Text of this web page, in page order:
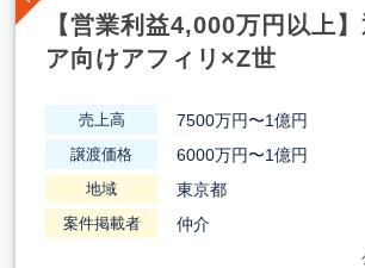
【営業利益4,000万円以上
ア向けアフィリ×Z世
売上高 7500万円〜1億円
譲渡価格 6000万円〜1億円
地域 東京都
案件掲載者 仲介